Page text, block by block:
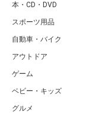
本・CD・DVD
スポーツ用品
自動車・バイク
アウトドア
ゲーム
ベビー・キッズ
グルメ